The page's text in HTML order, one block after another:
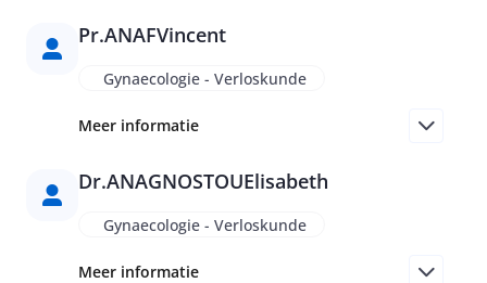
Pr.ANAFVincent
Gynaecologie - Verloskunde
Meer informatie
Dr.ANAGNOSTOUElisabeth
Gynaecologie - Verloskunde
Meer informatie